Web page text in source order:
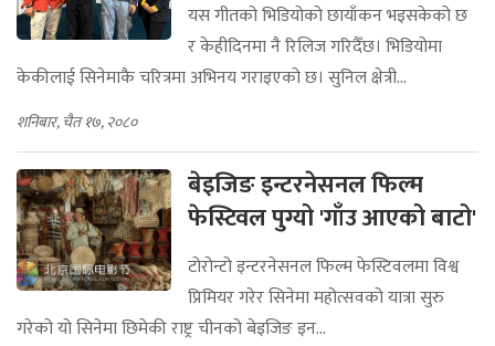
यस गीतको भिडियोको छायाँकन भइसकेको छ
र केहीदिनमा नै रिलिज गरिदैँछ। भिडियोमा
केकीलाई सिनेमाकै चरित्रमा अभिनय गराइएको छ। सुनिल क्षेत्री...
शनिबार, चैत १७, २०८०
बेइजिङ इन्टरनेसनल फिल्म
फेस्टिवल पुग्यो 'गाँउ आएको बाटो'
टोरोन्टो इन्टरनेसनल फिल्म फेस्टिवलमा विश्व
प्रिमियर गरेर सिनेमा महोत्सवको यात्रा सुरु
गरेको यो सिनेमा छिमेकी राष्ट्र चीनको बेइजिङ इन...